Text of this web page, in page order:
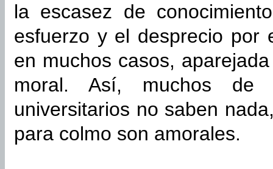
la escasez de
esfuerzo y el desprecio por
en muchos casos,
moral. Así, muchos de
universitarios no saben
para colmo son amorales.